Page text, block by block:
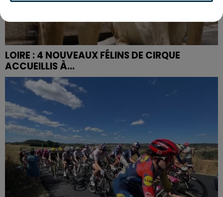
LOIRE : 4 NOUVEAUX FÉLINS DE CIRQUE
ACCUEILLIS À...